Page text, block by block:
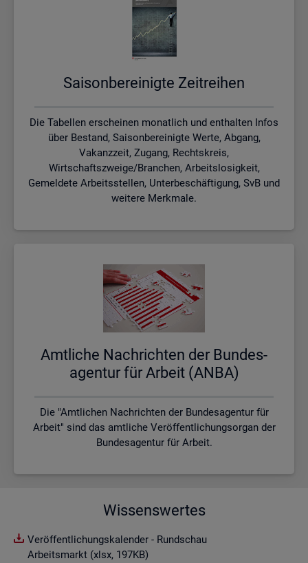
Sai­son­be­rei­nig­te Zeit­rei­hen
Die Tabellen erscheinen monatlich und enthalten Infos
über Bestand, Saisonbereinigte Werte, Abgang,
Vakanzzeit, Zugang, Rechtskreis,
Wirtschaftszweige/Branchen, Arbeitslosigkeit,
Gemeldete Arbeitsstellen, Unterbeschäftigung, SvB und
weitere Merkmale.
Amt­li­che Nach­rich­ten der Bun­des­
agen­tur für Ar­beit (ANBA)
Die "Amtlichen Nachrichten der Bundesagentur für
Arbeit" sind das amtliche Veröffentlichungsorgan der
Bundesagentur für Arbeit.
Wissenswertes
Veröffentlichungskalender - Rundschau
Arbeitsmarkt (xlsx, 197KB)